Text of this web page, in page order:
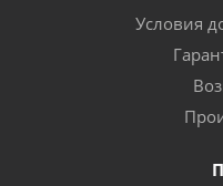
Условия